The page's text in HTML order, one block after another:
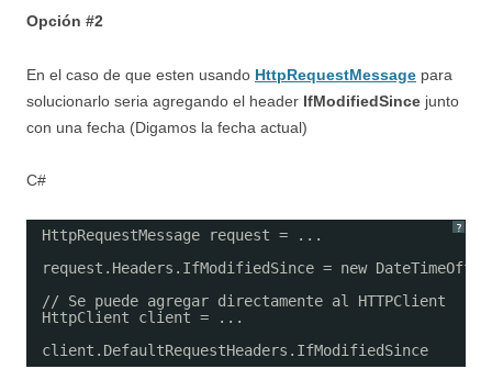
Opción #2
En el caso de que esten usando HttpRequestMessage para
solucionarlo seria agregando el header IfModifiedSince junto
con una fecha (Digamos la fecha actual)
C#
?
HttpRequestMessage request = ...
request.Headers.IfModifiedSince = new
// Se puede agregar directamente al HTTPClient
HttpClient client = ...
client.DefaultRequestHeaders.IfModifiedSince